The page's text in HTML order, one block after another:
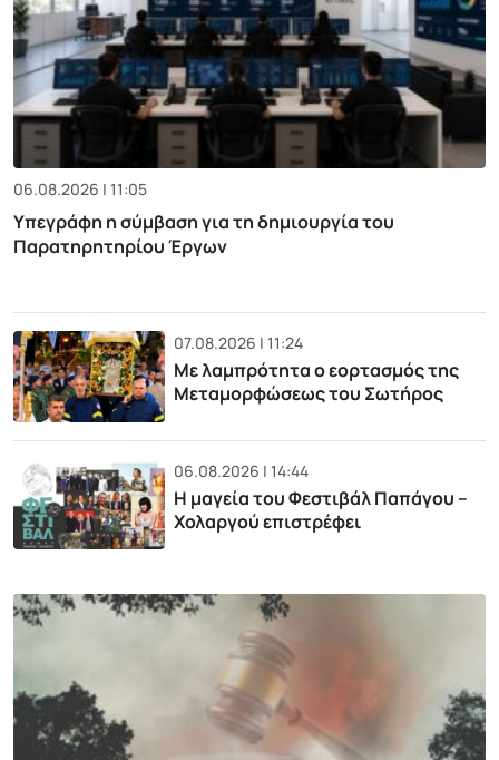
06.08.2026 | 11:05
Υπεγράφη η σύμβαση για τη δημιουργία του
Παρατηρητηρίου Έργων
07.08.2026 | 11:24
Με λαμπρότητα ο εορτασμός της
Μεταμορφώσεως του Σωτήρος
06.08.2026 | 14:44
Η μαγεία του Φεστιβάλ Παπάγου –
Χολαργού επιστρέφει